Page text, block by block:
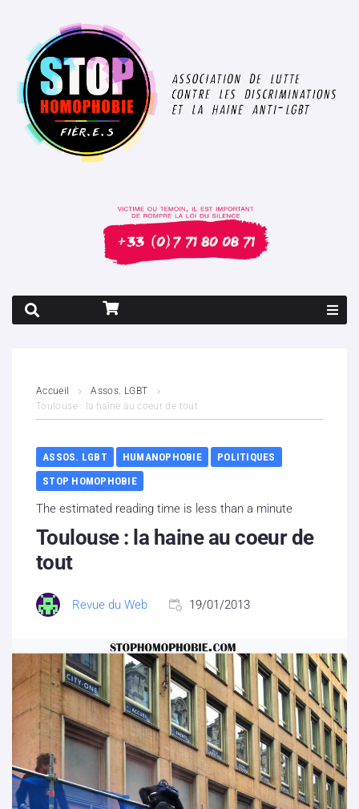
Contenus litigieux
Nous soutenir
Boutique
Partenaires
Accueil
Assos. LGBT
Toulouse : la haine au coeur de tout
ASSOS. LGBT HUMANOPHOBIE
POLITIQUES
STOP HOMOPHOBIE
The estimated reading time is less than a minute
Toulouse : la haine au coeur de
tout
Revue du Web 19/01/2013